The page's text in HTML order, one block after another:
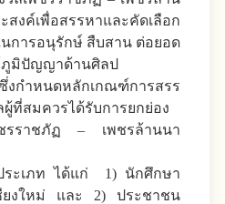
ค์เพื่อสรรหาและคัดเลือก
การอนุรักษ์ สืบสาน ต่อยอด
ภูมิปัญญาด้านศิลป
ำหนดหลักเกณฑ์การสรร
ที่สมควรได้รับการยกย่อง
ชรราชภัฏ – เพชรล้านนา
ระเภท ได้แก่ 1) นักศึกษา
ยงใหม่ และ 2) ประชาชน